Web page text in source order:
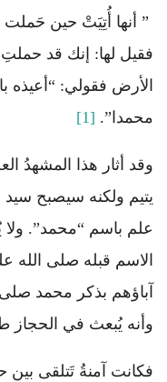
” أنها أُتِيَتْ حين
فقيل لها: إنك قد حملتِ
الأرض فقولي:
محمدا”. [1]
وقد أثار هذا المشهدُ
يتيم ولكنه سيصبح سيد
علم باسم “محمد”.
الاسم قبله صلى الله
آباؤهم بذكر محمد
وأنه يُبعث في الحجاز
فكانت آمنةُ تَتلقى بين